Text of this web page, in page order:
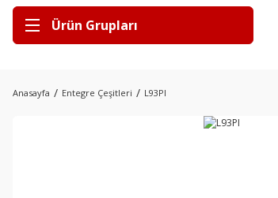
Ürün Grupları
Anasayfa Entegre Çeşitleri L93PI